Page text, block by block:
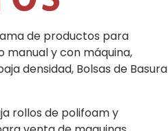
de productos para
manual y con máquina,
densidad, Bolsas de Basura
rollos de polifoam y